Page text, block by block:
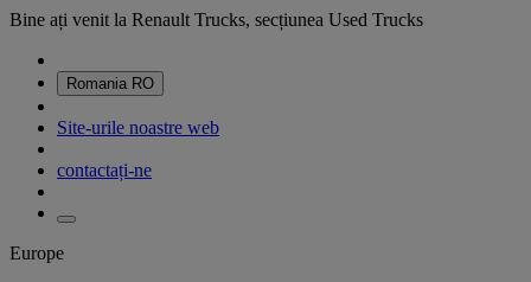
Bine ați venit la Renault Trucks, secțiunea Used Trucks
Romania RO
Site-urile noastre web
contactați-ne
Europe